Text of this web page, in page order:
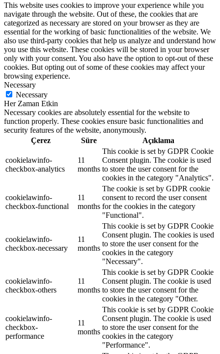
This website uses cookies to improve your experience while you
navigate through the website. Out of these, the cookies that are
categorized as necessary are stored on your browser as they are
essential for the working of basic functionalities of the website. We
also use third-party cookies that help us analyze and understand how
you use this website. These cookies will be stored in your browser
only with your consent. You also have the option to opt-out of these
cookies. But opting out of some of these cookies may affect your
browsing experience.
Necessary
Necessary
Her Zaman Etkin
Necessary cookies are absolutely essential for the website to
function properly. These cookies ensure basic functionalities and
security features of the website, anonymously.
Çerez
Süre Açıklama
cookielawinfo-
checkbox-analytics
11
months
This cookie is set by GDPR Cookie
Consent plugin. The cookie is used
to store the user consent for the
cookies in the category "Analytics".
cookielawinfo-
checkbox-functional
11
months
The cookie is set by GDPR cookie
consent to record the user consent
for the cookies in the category
"Functional".
cookielawinfo-
checkbox-necessary
11
months
This cookie is set by GDPR Cookie
Consent plugin. The cookies is used
to store the user consent for the
cookies in the category
"Necessary".
cookielawinfo-
checkbox-others
11
months
This cookie is set by GDPR Cookie
Consent plugin. The cookie is used
to store the user consent for the
cookies in the category "Other.
cookielawinfo-
checkbox-
performance
11
months
This cookie is set by GDPR Cookie
Consent plugin. The cookie is used
to store the user consent for the
cookies in the category
"Performance".